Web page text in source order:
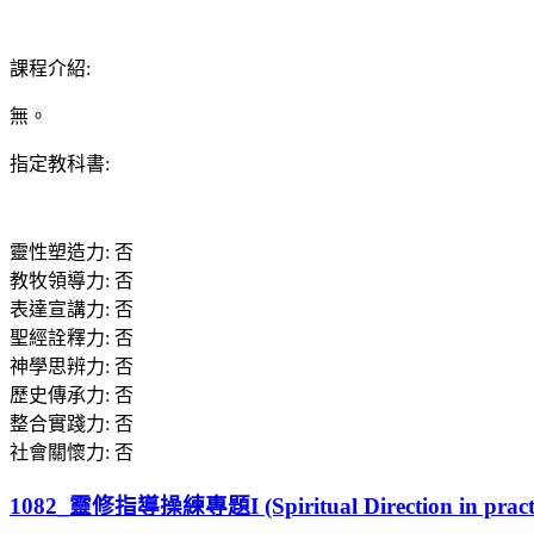
課程介紹:
無。
指定教科書:
靈性塑造力: 否
教牧領導力: 否
表達宣講力: 否
聖經詮釋力: 否
神學思辨力: 否
歷史傳承力: 否
整合實踐力: 否
社會關懷力: 否
1082_靈修指導操練專題I (Spiritual Direction in